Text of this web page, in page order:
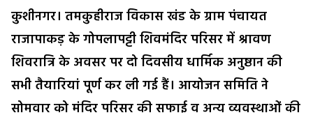
कुशीनगर। तमकुहीराज विकास खंड के ग्राम पंचायत
राजापाकड़ के गोपलापट्टी शिवमंदिर परिसर में श्रावण
शिवरात्रि के अवसर पर दो दिवसीय धार्मिक अनुष्ठान की
सभी तैयारियां पूर्ण कर ली गई हैं। आयोजन समिति ने
सोमवार को मंदिर परिसर की सफाई व अन्य व्यवस्थाओं की